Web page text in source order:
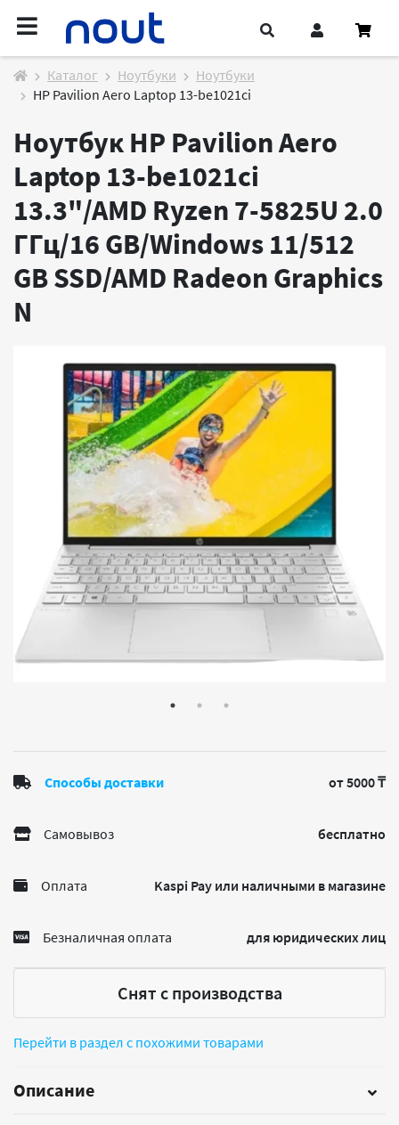
Каталог Ноутбуки
Ноутбуки
HP Pavilion Aero Laptop 13-be1021ci
Ноутбук HP Pavilion Aero
Laptop 13-be1021ci
13.3"/AMD Ryzen 7-5825U 2.0
ГГц/16 GB/Windows 11/512
GB SSD/AMD Radeon Graphics
N
Способы доставки от 5000 ₸
Самовывоз бесплатно
Оплата Kaspi Pay или наличными в магазине
Безналичная оплата для юридических лиц
Снят с производства
Перейти в раздел с похожими товарами
Описание